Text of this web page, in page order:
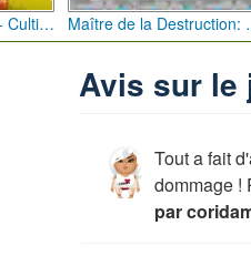
La Ferme des Mots - Cultivez votre Vocabulaire Maître
Avis sur le
Tout a fait
dommage !
par